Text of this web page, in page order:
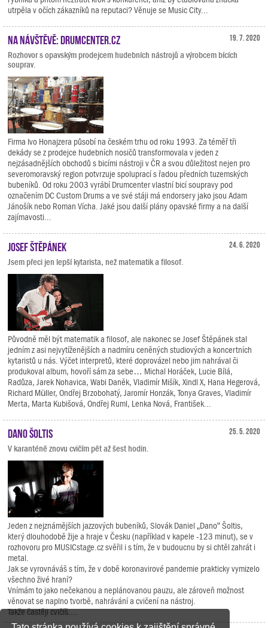
utrpěla v očích zákazníků na reputaci? Věnuje se Music City...
19. 7. 2020
Na návštěvě: Drumcenter.cz
Rozhovor s opavským prodejcem hudebních nástrojů a výrobcem bících
souprav.
Firma Ivo Honajzera působí na českém trhu od roku 1993. Za téměř tři
dekády se z prodejce hudebních nosičů transformovala v jeden z
nejzásadnějších obchodů s bicími nástroji v ČR a svou důležitost nejen pro
severomoravský region potvrzuje spoluprací s řadou předních tuzemských
bubeníků. Od roku 2003 vyrábí Drumcenter vlastní bicí soupravy pod
označením DC Custom Drums a ve své stáji má endorsery jako jsou Adam
Jánošík nebo Roman Vícha. Jaké jsou další plány opavské firmy a na další
zajímavosti...
24. 6. 2020
Josef Štěpánek
Jsem přeci jen lepší kytarista, než matematik a filosof.
Původně měl být matematik a filosof, ale nakonec se Josef Štěpánek stal
jedním z asi nejvytíženějších a nadmíru ceněných studiových a koncertních
kytaristů u nás. Výčet interpretů, které doprovázel nebo jim nahrával či
produkoval album, hovoří sám za sebe… Michal Horáček, Lucie Bílá,
Radůza, Jarek Nohavica, Wabi Daněk, Vladimír Mišík, Xindl X, Hana Hegerová,
Richard Müller, Ondřej Brzobohatý, Jaromír Honzák, Tonya Graves, Vladimír
Merta, Marta Kubišová, Ondřej Ruml, Lenka Nová, František...
25. 5. 2020
Dano Šoltis
V karanténě znovu cvičím pět až šest hodin.
Jeden z nejznámějších jazzových bubeníků, Slovák Daniel „Dano“ Šoltis,
který dlouhodobě žije a hraje v Česku (například v kapele -123 minut), se v
rozhovoru pro MUSICstage.cz svěřil i s tím, že v budoucnu by si chtěl zahrát i
metal.
Jak se vyrovnáváš s tím, že v době koronavirové pandemie prakticky vymizelo
všechno živé hraní?
Vnímám to jako nečekanou a neplánovanou pauzu, ale zároveň možnost
věnovat se naplno tvorbě, nahrávání a cvičení na nástroj.
Takže častěji cvičíš....